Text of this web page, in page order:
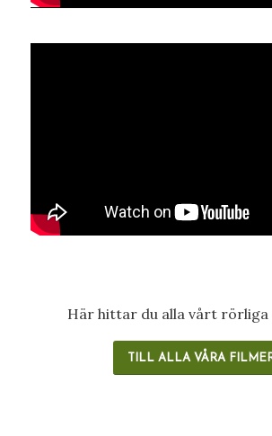
Här hittar du alla vårt rörliga
TILL ALLA VÅRA